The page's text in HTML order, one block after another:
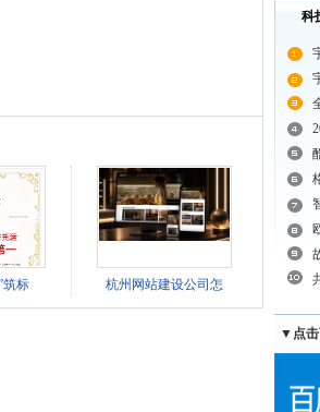
筑标 杭州网站建设公司怎
科
▼点击